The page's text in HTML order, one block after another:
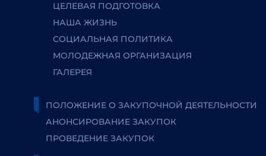
ЦЕЛЕВАЯ ПОДГОТОВКА
НАША ЖИЗНЬ
СОЦИАЛЬНАЯ ПОЛИТИКА
МОЛОДЕЖНАЯ ОРГАНИЗАЦИЯ
ГАЛЕРЕЯ
ПОЛОЖЕНИЕ О ЗАКУПОЧНОЙ ДЕЯТЕЛЬНОСТИ
АНОНСИРОВАНИЕ ЗАКУПОК
ПРОВЕДЕНИЕ ЗАКУПОК